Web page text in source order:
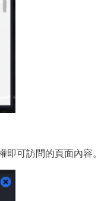
可訪問的頁面內容。